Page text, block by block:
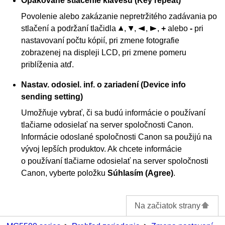
Povolenie alebo zakázanie nepretržitého zadávania po
stlačení a podržaní tlačidla
, , , ,+ alebo- pri
nastavovaní počtu kópií, pri zmene fotografie
zobrazenej na displeji LCD, pri zmene pomeru
priblíženia atď.
Nastav. odosiel. inf. o zariadení (Device info
sending setting)
Umožňuje vybrať, či sa budú informácie o používaní
tlačiarne odosielať na server spoločnostiCanon.
Informácie odoslané spoločnostiCanon sa použijú na
vývoj lepších produktov. Ak chcete informácie
o používanítlačiarne odosielať na server spoločnosti
Canon, vyberte položkuSúhlasím (Agree).
Na začiatok strany